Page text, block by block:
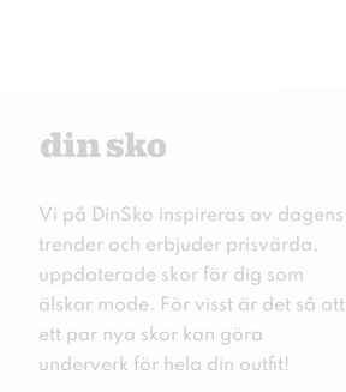
Vi på DinSko inspireras av dagens
trender och erbjuder prisvärda,
uppdaterade skor för dig som
älskar mode. För visst är det så att
ett par nya skor kan göra
underverk för hela din outfit!